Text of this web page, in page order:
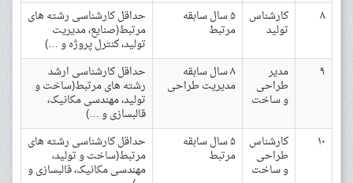
۸
کارشناس
تولید
۵ سال سابقه
مرتبط
حداقل کارشناسی رشته های
مرتبط(صنایع، مدیریت
تولید، کنترل پروژه و …)
۹
مدیر
طراحی
و ساخت
۸ سال سابقه
مدیریت طراحی
حداقل کارشناسی ارشد
رشته های مرتبط(ساخت و
تولید، مهندسی مکانیک،
قالبسازی و …)
۱۰
کارشناس
طراحی
و ساخت
۵ سال سابقه
مرتبط
حداقل کارشناسی رشته های
مرتبط(ساخت و تولید،
مهندسی مکانیک، قالبسازی و